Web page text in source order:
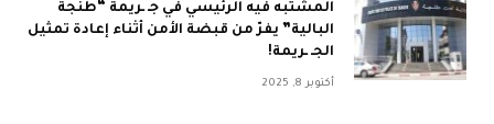
المشتبه فيه الرئيسي في جـ ـريمة “طنجة
البالية” يفرّ من قبضة الأمن أثناء إعادة تمثيل
الجـ ـريمة!
أكتوبر 8, 2025